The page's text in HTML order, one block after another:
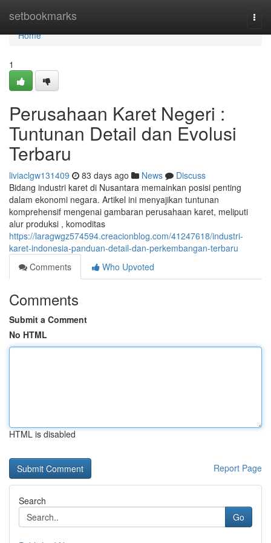
setbookmarks
Home
Home
1
Perusahaan Karet Negeri :
Tuntunan Detail dan Evolusi
Terbaru
liviaclgw131409 83 days ago News
Discuss
Bidang industri karet di Nusantara memainkan posisi penting
dalam ekonomi negara. Artikel ini menyajikan tuntunan
komprehensif mengenai gambaran perusahaan karet, meliputi
alur produksi , komoditas
https://laragwgz574594.creacionblog.com/41247618/industri-
karet-indonesia-panduan-detail-dan-perkembangan-terbaru
Comments
Who Upvoted
Comments
Submit a Comment
No HTML
HTML is disabled
Report Page
Search
Go